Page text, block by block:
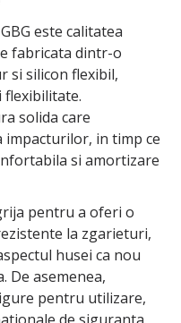
este calitatea
fabricata dintr-o
si silicon flexibil,
flexibilitate.
solida care
in timp ce
si amortizare
pentru a oferi o
la zgarieturi,
husei ca nou
De asemenea,
pentru utilizare,